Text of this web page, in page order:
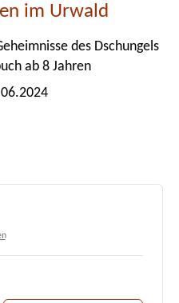
im Urwald
des Dschungels
ab 8 Jahren